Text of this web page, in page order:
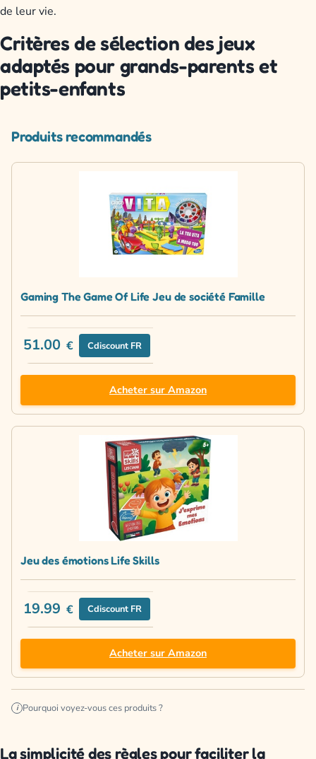
de leur vie.
Critères de sélection des jeux
adaptés pour grands-parents et
petits-enfants
Produits recommandés
Gaming The Game Of Life Jeu de société Famille
51.00 € Cdiscount FR
Acheter sur Amazon
Jeu des émotions Life Skills
19.99 € Cdiscount FR
Acheter sur Amazon
i Pourquoi voyez-vous ces produits ?
La simplicité des règles pour faciliter la